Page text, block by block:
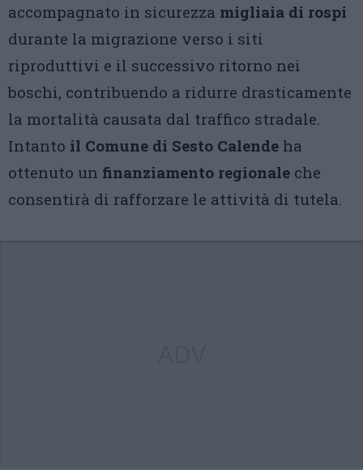
accompagnato in sicurezza migliaia di rospi
durante la migrazione verso i siti
riproduttivi e il successivo ritorno nei
boschi, contribuendo a ridurre drasticamente
la mortalità causata dal traffico stradale.
Intanto il Comune di Sesto Calende ha
ottenuto un finanziamento regionale che
consentirà di rafforzare le attività di tutela.